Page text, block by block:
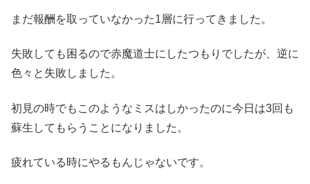
まだ報酬を取っていなかった1層に行ってきました。
失敗しても困るので赤魔道士にしたつもりでしたが、逆に
色々と失敗しました。
初見の時でもこのようなミスはしかったのに今日は3回も
蘇生してもらうことになりました。
疲れている時にやるもんじゃないです。